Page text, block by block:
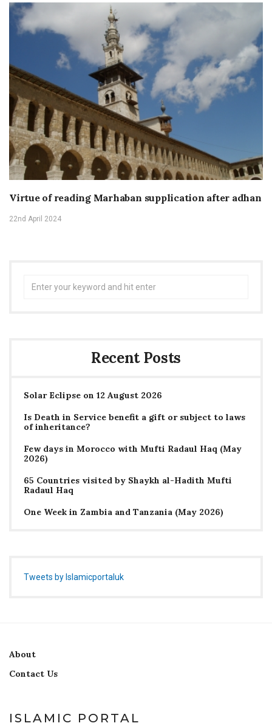
Virtue of reading Marhaban supplication after adhan
22nd April 2024
Recent Posts
Solar Eclipse on 12 August 2026
Is Death in Service benefit a gift or subject to laws
of inheritance?
Few days in Morocco with Mufti Radaul Haq (May
2026)
65 Countries visited by Shaykh al-Hadith Mufti
Radaul Haq
One Week in Zambia and Tanzania (May 2026)
Tweets by Islamicportaluk
About
Contact Us
ISLAMIC PORTAL